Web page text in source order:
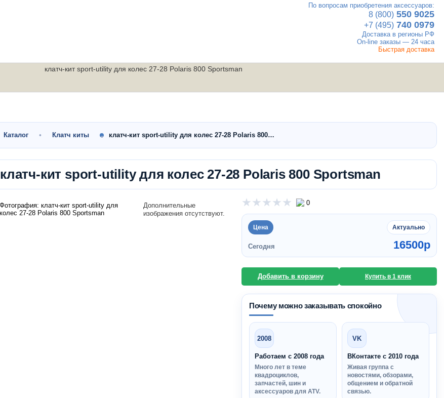
По вопросам приобретения аксессуаров:
8 (800) 550 9025
+7 (495) 740 0979
Доставка в регионы РФ
On-line заказы — 24 часа
Быстрая доставка
клатч-кит sport-utility для колес 27-28 Polaris 800 Sportsman
Каталог Клатч киты клатч-кит sport-utility для колес 27-28 Polaris 800…
клатч-кит sport-utility для колес 27-28 Polaris 800 Sportsman
Дополнительные
изображения отсутствуют.
0
Цена Актуально
Сегодня 16500p
Добавить в корзину Купить в 1 клик
Почему можно заказывать спокойно
2008
Работаем с 2008 года
Много лет в теме
квадроциклов,
запчастей, шин и
аксессуаров для ATV.
VK
ВКонтакте с 2010 года
Живая группа с
новостями, обзорами,
общением и обратной
связью.
×